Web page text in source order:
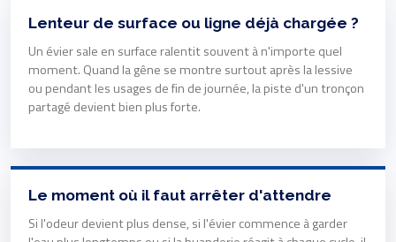
Lenteur de surface ou ligne déjà chargée ?
Un évier sale en surface ralentit souvent à n'importe quel
moment. Quand la gêne se montre surtout après la lessive
ou pendant les usages de fin de journée, la piste d'un tronçon
partagé devient bien plus forte.
Le moment où il faut arrêter d'attendre
Si l'odeur devient plus dense, si l'évier commence à garder